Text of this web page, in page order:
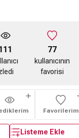
77
kullanıcının
favorisi
Favorilerim
Listeme Ekle